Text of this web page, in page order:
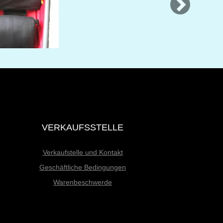
VERKAUFSSTELLE
Verkaufstelle und Kontakt
Geschäftliche Bedingungen
Warenbeschwerde